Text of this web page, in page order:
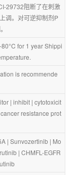
29732阻断了在刺激
调。对可逆抑制剂P
for 1 year Shippi
is recommende
| inhibit | cytotoxicit
resistance prot
| Sunvozertinib | Mo
| CHMFL-EGFR